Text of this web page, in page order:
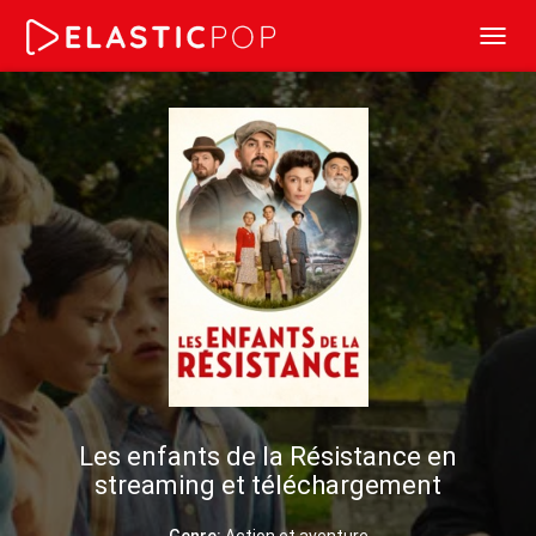
Les enfants de la Résistance en
streaming et téléchargement